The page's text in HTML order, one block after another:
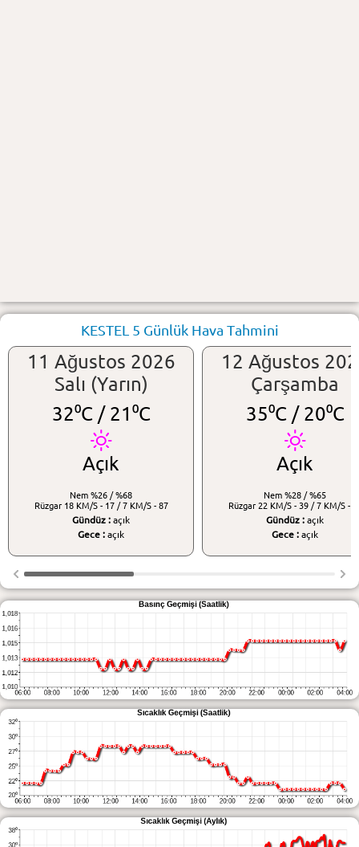
KESTEL 5 Günlük Hava Tahmini
11 Ağustos 2026
Salı (Yarın)
32⁰C /21⁰C
Açık
Nem %26 / %68
Rüzgar 18 KM/S - 17 / 7 KM/S - 87
Gündüz : açık
Gece : açık
12 Ağustos
Çarşamba
35⁰C /20⁰C
Açık
Nem %28 / %65
Rüzgar 22 KM/S - 39 / 7 KM/S -
Gündüz : açık
Gece : açık